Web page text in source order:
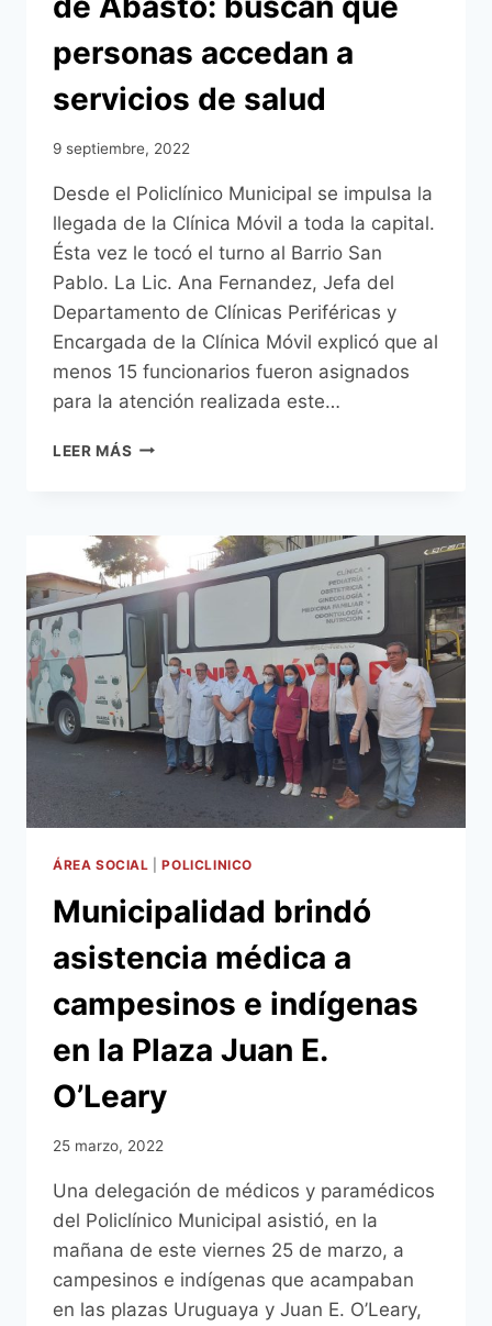
personas accedan a
servicios de salud
9 septiembre, 2022
Desde el Policlínico Municipal se impulsa la
llegada de la Clínica Móvil a toda la capital.
Ésta vez le tocó el turno al Barrio San
Pablo. La Lic. Ana Fernandez, Jefa del
Departamento de Clínicas Periféricas y
Encargada de la Clínica Móvil explicó que al
menos 15 funcionarios fueron asignados
para la atención realizada este…
LEER MÁS CLÍNICA
EN
EL
MERCADO
BUSCAN
QUE
PERSONAS
ACCEDAN
A
SERVICIOS
DE
ÁREA SOCIAL |POLICLINICO
Municipalidad brindó
asistencia médica a
campesinos e indígenas
en la Plaza Juan E.
O’Leary
25 marzo, 2022
Una delegación de médicos y paramédicos
del Policlínico Municipal asistió, en la
mañana de este viernes 25 de marzo, a
campesinos e indígenas que acampaban
en las plazas Uruguaya y Juan E. O’Leary,